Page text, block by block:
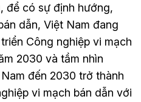
để có sự định hướng,
dẫn, Việt Nam đang
Công nghiệp vi mạch
2030 và tầm nhìn
đến 2030 trở thành
vi mạch bán dẫn với